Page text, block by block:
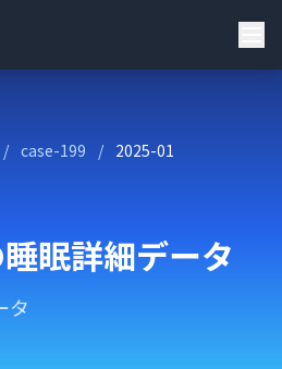
/ case-199 / 2025-01
眠詳細データ
タ